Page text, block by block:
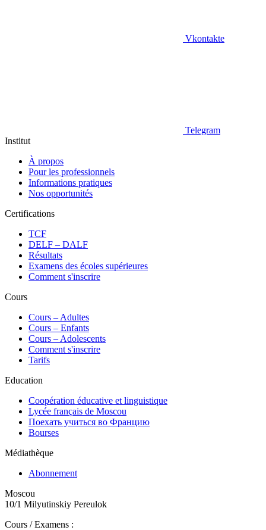
Vkontakte
Telegram
Institut
À propos
Pour les professionnels
Informations pratiques
Nos opportunités
Certifications
TCF
DELF – DALF
Résultats
Examens des écoles supérieures
Comment s'inscrire
Cours
Сours – Adultes
Cours – Enfants
Cours – Adolescents
Comment s'inscrire
Tarifs
Education
Coopération éducative et linguistique
Lycée français de Moscou
Поехать учиться во Францию
Bourses
Médiathèque
Abonnement
Moscou
10/1 Milyutinskiy Pereulok
Cours / Examens :